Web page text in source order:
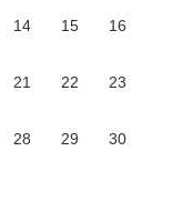
14 15 16
21 22 23
28 29 30